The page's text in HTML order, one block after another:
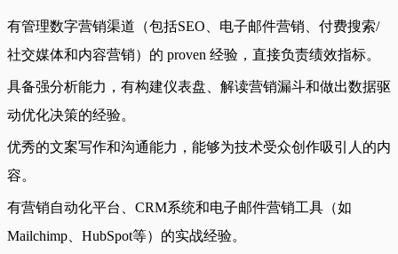
有管理数字营销渠道（包括SEO、电子邮件营销、付费搜索/
社交媒体和内容营销）的 proven 经验，直接负责绩效指标。
具备强分析能力，有构建仪表盘、解读营销漏斗和做出数据驱
动优化决策的经验。
优秀的文案写作和沟通能力，能够为技术受众创作吸引人的内
容。
有营销自动化平台、CRM系统和电子邮件营销工具（如
Mailchimp、HubSpot等）的实战经验。